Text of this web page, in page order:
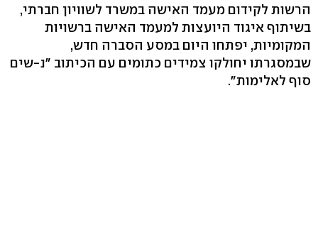
הרשות לקידום מעמד האישה במשרד לשוויון חברתי,
בשיתוף איגוד היועצות למעמד האישה ברשויות
המקומיות, יפתחו היום במסע הסברה חדש,
שבמסגרתו יחולקו צמידים כתומים עם הכיתוב "נ-שים
סוף לאלימות".